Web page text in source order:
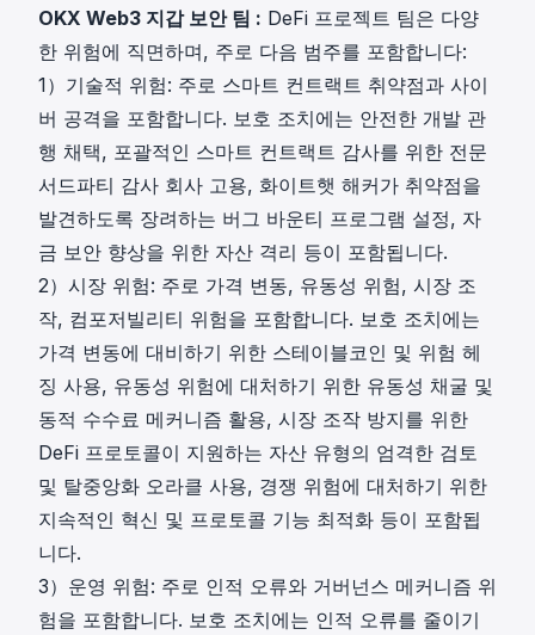
OKX Web3 지갑 보안 팀 : DeFi 프로젝트 팀은 다양
한 위험에 직면하며, 주로 다음 범주를 포함합니다:
1）기술적 위험: 주로 스마트 컨트랙트 취약점과 사이
버 공격을 포함합니다. 보호 조치에는 안전한 개발 관
행 채택, 포괄적인 스마트 컨트랙트 감사를 위한 전문
서드파티 감사 회사 고용, 화이트햇 해커가 취약점을
발견하도록 장려하는 버그 바운티 프로그램 설정, 자
금 보안 향상을 위한 자산 격리 등이 포함됩니다.
2）시장 위험: 주로 가격 변동, 유동성 위험, 시장 조
작, 컴포저빌리티 위험을 포함합니다. 보호 조치에는
가격 변동에 대비하기 위한 스테이블코인 및 위험 헤
징 사용, 유동성 위험에 대처하기 위한 유동성 채굴 및
동적 수수료 메커니즘 활용, 시장 조작 방지를 위한
DeFi 프로토콜이 지원하는 자산 유형의 엄격한 검토
및 탈중앙화 오라클 사용, 경쟁 위험에 대처하기 위한
지속적인 혁신 및 프로토콜 기능 최적화 등이 포함됩
니다.
3）운영 위험: 주로 인적 오류와 거버넌스 메커니즘 위
험을 포함합니다. 보호 조치에는 인적 오류를 줄이기